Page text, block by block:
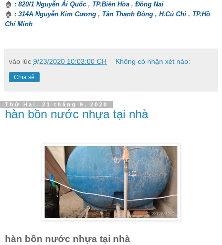
🏠 : 820/1 Nguyễn Ái Quốc , TP.Biên Hòa , Đồng Nai
🏠 : 314A Nguyễn Kim Cương , Tân Thạnh Đông , H.Củ Chi , TP.Hồ
Chí Minh
vào lúc 9/23/2020 10:03:00 CH Không có nhận xét nào:
Chia sẻ
Thứ Hai, 21 tháng 9, 2020
hàn bồn nước nhựa tại nhà
hàn bồn nước nhựa tại nhà